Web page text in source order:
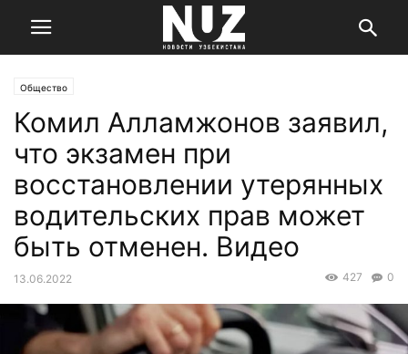
Общество
Комил Алламжонов заявил,
что экзамен при
восстановлении утерянных
водительских прав может
быть отменен. Видео
13.06.2022 0
427